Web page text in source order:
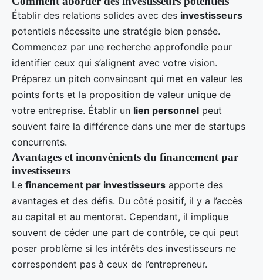
Établir des relations solides avec des investisseurs
potentiels nécessite une stratégie bien pensée.
Commencez par une recherche approfondie pour
identifier ceux qui s’alignent avec votre vision.
Préparez un pitch convaincant qui met en valeur les
points forts et la proposition de valeur unique de
votre entreprise. Établir un lien personnel peut
souvent faire la différence dans une mer de startups
concurrents.
Avantages et inconvénients du financement par
investisseurs
Le financement par investisseurs apporte des
avantages et des défis. Du côté positif, il y a l’accès
au capital et au mentorat. Cependant, il implique
souvent de céder une part de contrôle, ce qui peut
poser problème si les intérêts des investisseurs ne
correspondent pas à ceux de l’entrepreneur.